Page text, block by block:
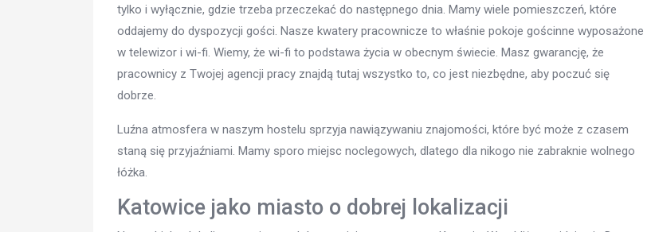
tylko i wyłącznie, gdzie trzeba przeczekać do następnego dnia. Mamy wiele pomieszczeń, które
oddajemy do dyspozycji gości. Nasze kwatery pracownicze to właśnie pokoje gościnne wyposażone
w telewizor i wi-fi. Wiemy, że wi-fi to podstawa życia w obecnym świecie. Masz gwarancję, że
pracownicy z Twojej agencji pracy znajdą tutaj wszystko to, co jest niezbędne, aby poczuć się
dobrze.
Luźna atmosfera w naszym hostelu sprzyja nawiązywaniu znajomości, które być może z czasem
staną się przyjaźniami. Mamy sporo miejsc noclegowych, dlatego dla nikogo nie zabraknie wolnego
łóżka.
Katowice jako miasto o dobrej lokalizacji